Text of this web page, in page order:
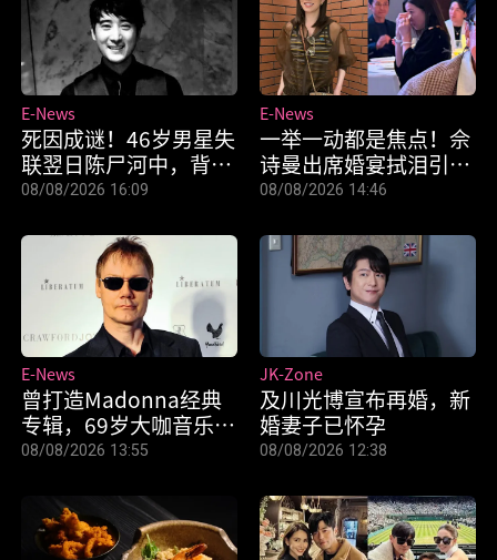
死因成谜！46岁男星失
联翌日陈尸河中，背包
惊见20kg水泥块
E-News
08/08/2026 16:09
一举一动都是焦点！佘
诗曼出席婚宴拭泪引猜
测
E-News
08/08/2026 14:46
曾打造Madonna经典
专辑，69岁大咖音乐制
作人家中离世
E-News
08/08/2026 13:55
及川光博宣布再婚，新
婚妻子已怀孕
JK-Zone
08/08/2026 12:38